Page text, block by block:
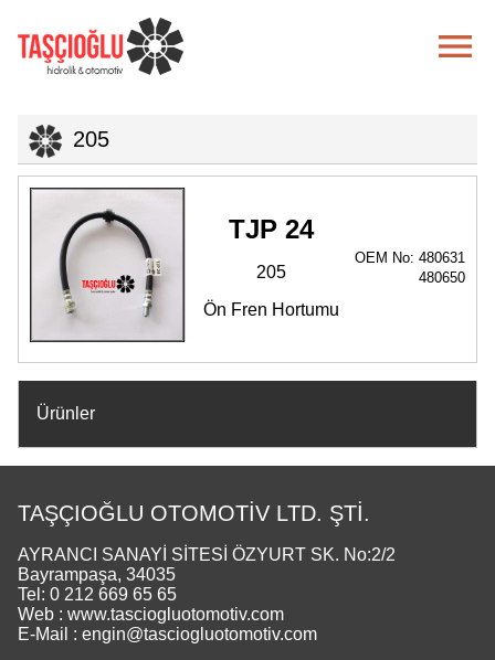

Ürünler
205
TJP 24
205
Ön Fren Hortumu
OEM No: 480631
480650
TAŞÇIOĞLU OTOMOTİV LTD. ŞTİ.
AYRANCI SANAYİ SİTESİ ÖZYURT SK. No:2/2
Bayrampaşa, 34035
Tel: 0 212 669 65 65
Web : www.tasciogluotomotiv.com
E-Mail : engin@tasciogluotomotiv.com